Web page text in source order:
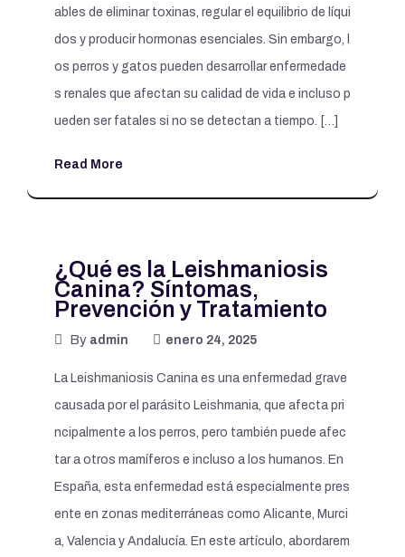
ables de eliminar toxinas, regular el equilibrio de líqui
dos y producir hormonas esenciales. Sin embargo, l
os perros y gatos pueden desarrollar enfermedade
s renales que afectan su calidad de vida e incluso p
ueden ser fatales si no se detectan a tiempo. […]
Read More
¿Qué es la Leishmaniosis
Canina? Síntomas,
Prevención y Tratamiento
By admin enero 24, 2025
La Leishmaniosis Canina es una enfermedad grave
causada por el parásito Leishmania, que afecta pri
ncipalmente a los perros, pero también puede afec
tar a otros mamíferos e incluso a los humanos. En
España, esta enfermedad está especialmente pres
ente en zonas mediterráneas como Alicante, Murci
a, Valencia y Andalucía. En este artículo, abordarem